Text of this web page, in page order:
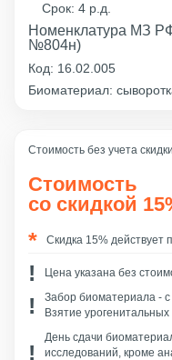
Стоимость без учета
Стоимость
со скидкой
Скидка 15% действует
Цена указана без
Забор биоматериала - c
Взятие урогенитальных
День сдачи
исследований, кроме
Срок: 4 р.д.
Номенклатура МЗ
№804н)
Код: 16.02.005
Биоматериал: